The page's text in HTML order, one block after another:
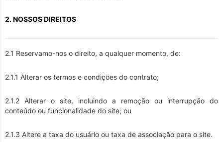
2. NOSSOS DIREITOS
2.1 Reservamo-nos o direito, a qualquer momento, de:
2.1.1 Alterar os termos e condições do contrato;
2.1.2 Alterar o site, incluindo a remoção ou interrupção do
conteúdo ou funcionalidade do site; ou
2.1.3 Altere a taxa do usuário ou taxa de associação para o site.